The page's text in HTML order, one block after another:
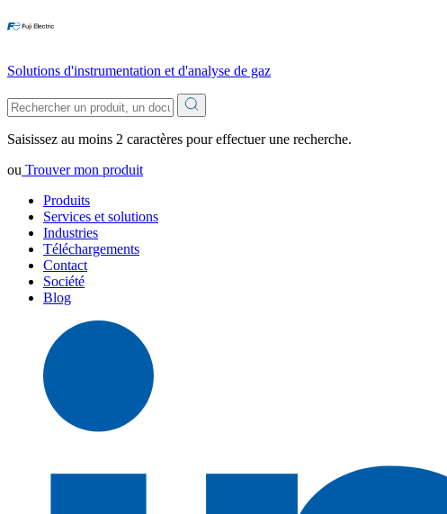
Solutions d'instrumentation et d'analyse de gaz
Saisissez au moins 2 caractères pour effectuer une recherche.
ou Trouver mon produit
Produits
Services et solutions
Industries
Téléchargements
Contact
Société
Blog